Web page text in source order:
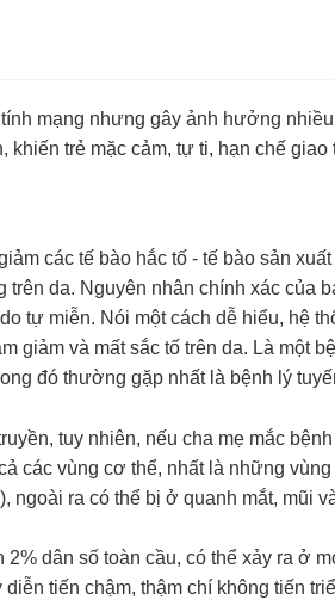
mạng nhưng gây ảnh hưởng
trẻ mặc cảm, tự ti, hạn chế giao
các tế bào hắc tố - tế bào sản
da. Nguyên nhân chính xác của
tự miễn. Nói một cách dễ hiểu, hệ
giảm và mất sắc tố trên da. Là một
đó thường gặp nhất là bệnh lý
tuy nhiên, nếu cha mẹ mắc
các vùng cơ thể, nhất là những
ngoài ra có thể bị ở quanh mắt, mũi
dân số toàn cầu, có thể xảy ra ở
tiến chậm, thậm chí không tiến